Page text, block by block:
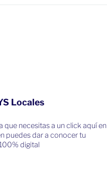
Locales
que necesitas a un click aquí en
puedes dar a conocer tu
digital